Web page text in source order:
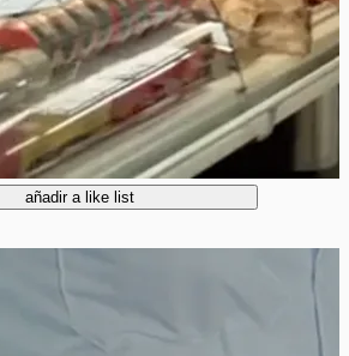
añadir a like list